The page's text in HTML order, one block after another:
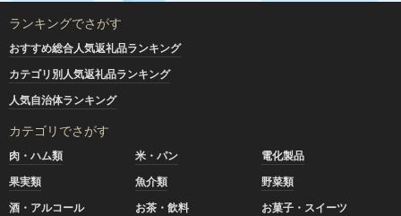
ランキングでさがす
おすすめ総合人気返礼品ランキング
カテゴリ別人気返礼品ランキング
人気自治体ランキング
カテゴリでさがす
肉・ハム類 米・パン
電化製品
果実類
魚介類
野菜類
酒・アルコール
お茶・飲料
お菓子・スイーツ